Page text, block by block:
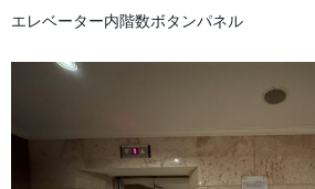
エレベーター内階数ボタンパネル